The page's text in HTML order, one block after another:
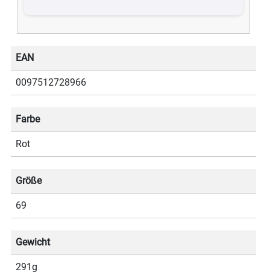
EAN
0097512728966
Farbe
Rot
Größe
69
Gewicht
291g